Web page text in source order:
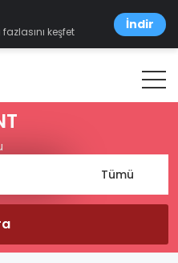
keşfet
İndir